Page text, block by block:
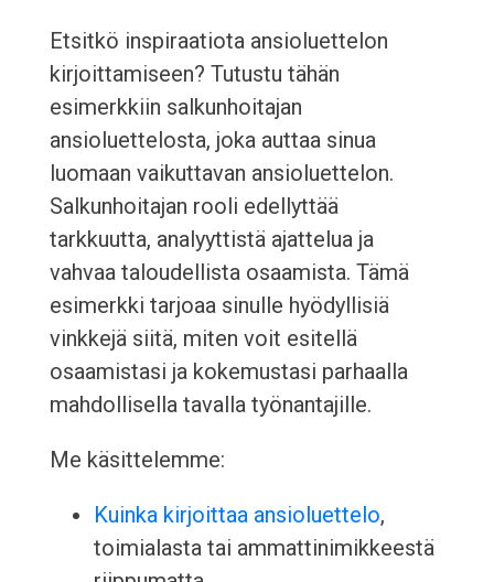
Etsitkö inspiraatiota ansioluettelon
kirjoittamiseen? Tutustu tähän
esimerkkiin salkunhoitajan
ansioluettelosta, joka auttaa sinua
luomaan vaikuttavan ansioluettelon.
Salkunhoitajan rooli edellyttää
tarkkuutta, analyyttistä ajattelua ja
vahvaa taloudellista osaamista. Tämä
esimerkki tarjoaa sinulle hyödyllisiä
vinkkejä siitä, miten voit esitellä
osaamistasi ja kokemustasi parhaalla
mahdollisella tavalla työnantajille.
Me käsittelemme:
Kuinka kirjoittaa ansioluettelo,
toimialasta tai ammattinimikkeestä